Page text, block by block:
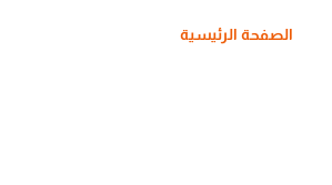
الصفحة الرئيسية